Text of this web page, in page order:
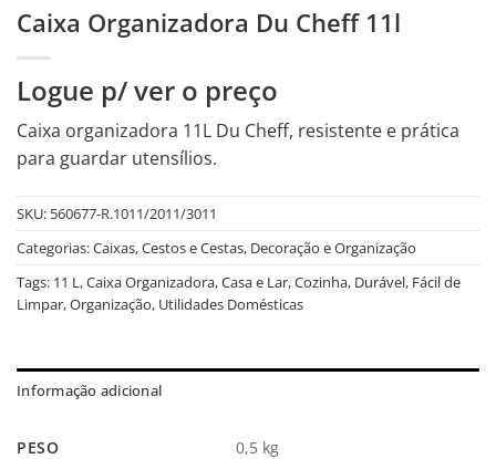
Caixa Organizadora Du Cheff 11l
Logue p/ ver o preço
Caixa organizadora 11L Du Cheff, resistente e prática
para guardar utensílios.
SKU: 560677-R.1011/2011/3011
Categorias:Caixas, Cestos e Cestas, Decoração e Organização
Tags: 11 L,Caixa Organizadora,Casa e Lar,Cozinha, Durável, Fácil de
Limpar,Organização, Utilidades Domésticas
Informação adicional
PESO
0,5 kg